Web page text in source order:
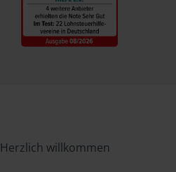
Herzlich willkommen